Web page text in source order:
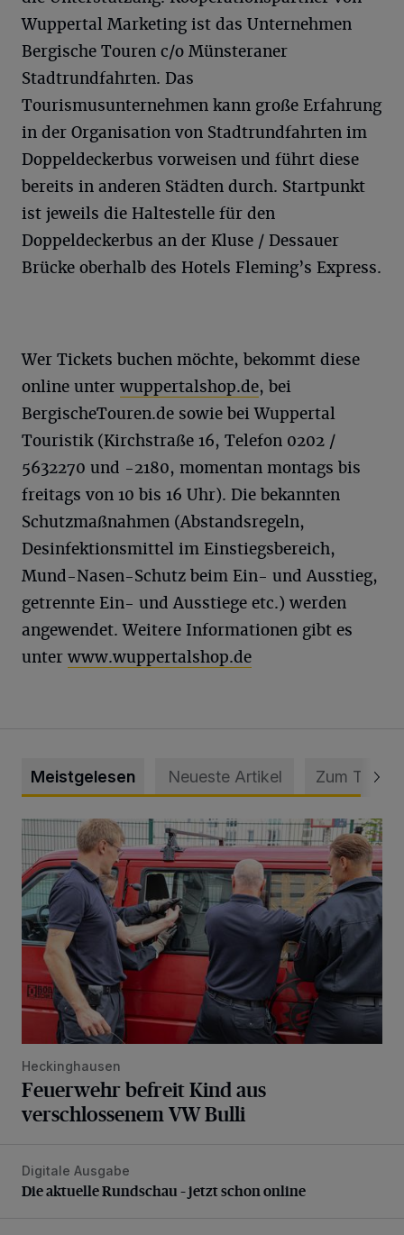
Wuppertal Marketing ist das Unternehmen
Bergische Touren c/o Münsteraner
Stadtrundfahrten. Das
Tourismusunternehmen kann große Erfahrung
in der Organisation von Stadtrundfahrten im
Doppeldeckerbus vorweisen und führt diese
bereits in anderen Städten durch. Startpunkt
ist jeweils die Haltestelle für den
Doppeldeckerbus an der Kluse / Dessauer
Brücke oberhalb des Hotels Fleming’s Express.
Wer Tickets buchen möchte, bekommt diese
online unter wuppertalshop.de, bei
BergischeTouren.de sowie bei Wuppertal
Touristik (Kirchstraße 16, Telefon 0202 /
5632270 und -2180, momentan montags bis
freitags von 10 bis 16 Uhr). Die bekannten
Schutzmaßnahmen (Abstandsregeln,
Desinfektionsmittel im Einstiegsbereich,
Mund-Nasen-Schutz beim Ein- und Ausstieg,
getrennte Ein- und Ausstiege etc.) werden
angewendet. Weitere Informationen gibt es
unter www.wuppertalshop.de
Meistgelesen Neueste Artikel Zum Thema
Feuerwehr befreit Kind aus verschlossenem VW Bulli
Heckinghausen
Feuerwehr befreit Kind aus
verschlossenem VW Bulli
Die aktuelle Rundschau – jetzt schon online
Digitale Ausgabe
Die aktuelle Rundschau – jetzt schon online